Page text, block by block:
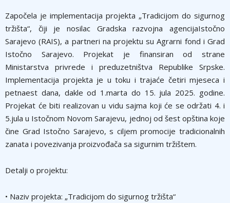
Započela je implementacija projekta „Tradicijom do sigurnog
tržišta“, čiji je nosilac Gradska razvojna agencijaIstočno
Sarajevo (RAIS), a partneri na projektu su Agrarni fond i Grad
Istočno Sarajevo. Projekat je finansiran od strane
Ministarstva privrede i preduzetništva Republike Srpske.
Implementacija projekta je u toku i trajaće četiri mjeseca i
petnaest dana, dakle od 1.marta do 15. jula 2025. godine.
Projekat će biti realizovan u vidu sajma koji će se održati 4. i
5.jula u Istočnom Novom Sarajevu, jednoj od šest opština koje
čine Grad Istočno Sarajevo, s ciljem promocije tradicionalnih
zanata i povezivanja proizvođača sa sigurnim tržištem.
Detalji o projektu:
• Naziv projekta: „Tradicijom do sigurnog tržišta“